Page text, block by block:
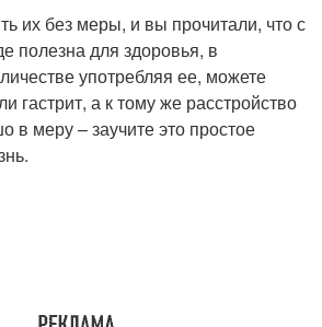
их без меры, и вы прочитали, что с
полезна для здоровья, в
употребляя ее, можете
гастрит, а к тому же расстройство
в меру – заучите это простое